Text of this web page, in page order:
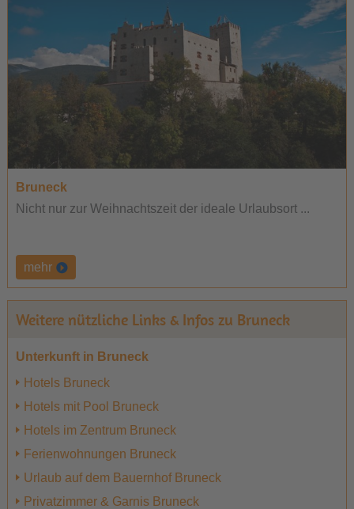
Bruneck
Nicht nur zur Weihnachtszeit der ideale Urlaubsort ...
mehr
Weitere nützliche Links & Infos zu Bruneck
Unterkunft in Bruneck
Hotels Bruneck
Hotels mit Pool Bruneck
Hotels im Zentrum Bruneck
Ferienwohnungen Bruneck
Urlaub auf dem Bauernhof Bruneck
Privatzimmer & Garnis Bruneck